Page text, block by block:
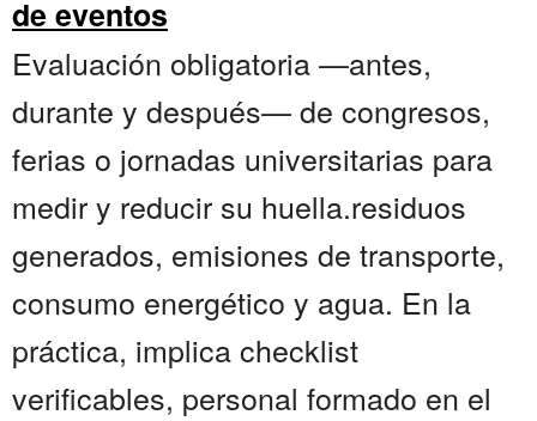
de eventos
Evaluación obligatoria —antes,
durante y después— de congresos,
ferias o jornadas universitarias para
medir y reducir su huella.residuos
generados, emisiones de transporte,
consumo energético y agua. En la
práctica, implica checklist
verificables, personal formado en el